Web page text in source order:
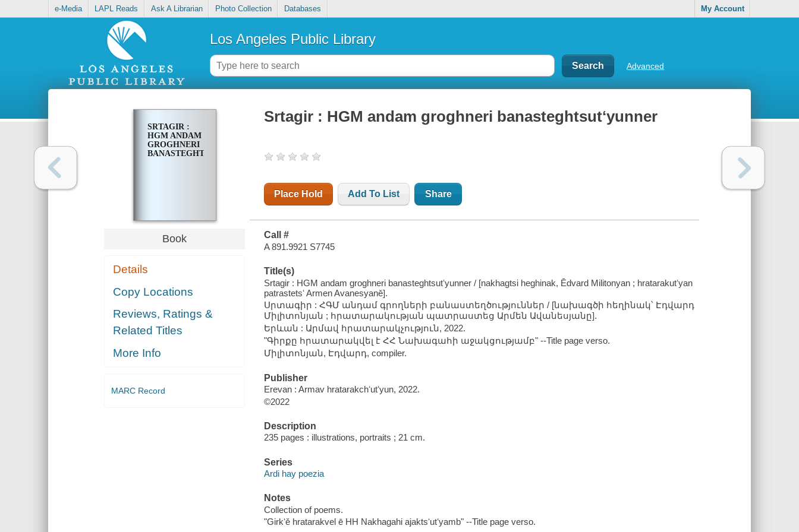
e-Media LAPL Reads Ask A Librarian Photo Collection Databases My Account
Los Angeles Public Library
Advanced
SRTAGIR :
HGM ANDAM
GROGHNERI
BANASTEGHTSUTʻYUNNER
Book
Details
Copy Locations
Reviews, Ratings &
Related Titles
More Info
MARC Record
Srtagir : HGM andam groghneri banasteghtsutʻyunner
Place Hold Add To List Share
Call #
A 891.9921 S7745
Title(s)
Srtagir : HGM andam groghneri banasteghtsutʻyunner / [nakhagtsi heghinak, Ēdvard Militonyan ; hratarakutʻyan
patrastetsʻ Armen Avanesyaně].
Սրտագիր : ՀԳՄ անդամ գրողների բանաստեղծություններ / [նախագծի հեղինակ՝ Էդվարդ
Միլիտոնյան ; հրատարակության պատրաստեց Արմեն Ավանեսյանը].
Երևան : Արմավ հրատարակչություն, 2022.
"Գիրքը հրատարակվել է ՀՀ Նախագահի աջակցությամբ" --Title page verso.
Միլիտոնյան, Էդվարդ, compiler.
Publisher
Erevan : Armav hratarakchʻutʻyun, 2022.
©2022
Description
235 pages : illustrations, portraits ; 21 cm.
Series
Ardi hay poezia
Notes
Collection of poems.
"Girkʻě hratarakvel ē HH Nakhagahi ajaktsʻutʻyamb" --Title page verso.